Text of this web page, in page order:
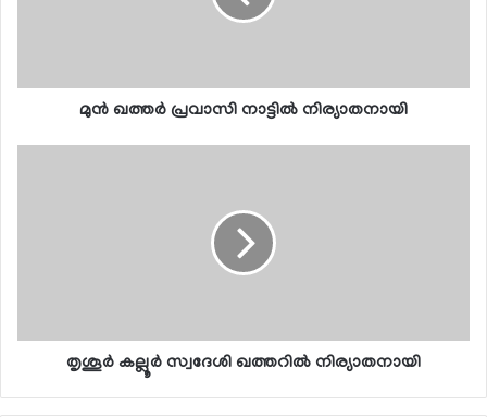
മുന്‍ ഖത്തര്‍ പ്രവാസി നാട്ടില്‍ നിര്യാതനായി
തൃശൂര്‍ കല്ലൂര്‍ സ്വദേശി ഖത്തറില്‍ നിര്യാതനായി